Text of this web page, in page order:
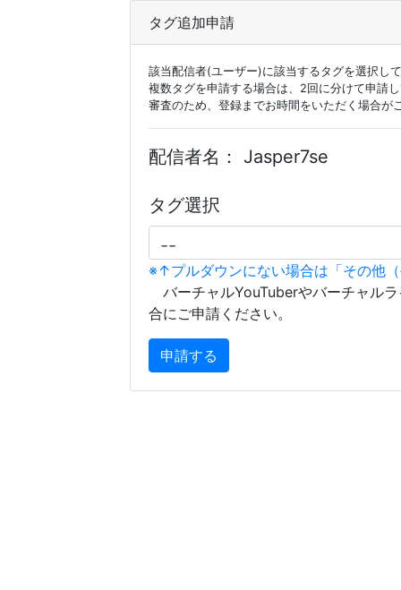
タグ追加申請
該当配信者(ユーザー)に該当するタグを選択し
複数タグを申請する場合は、2回に分けて申請
審査のため、登録までお時間をいただく場合が
配信者名： Jasper7se
タグ選択
※↑プルダウンにない場合は「その他
バーチャルYouTuberやバーチャル
合にご申請ください。
申請する